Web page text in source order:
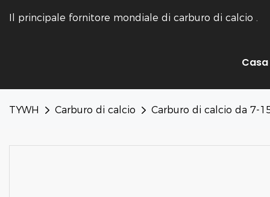
Il principale fornitore mondiale di carburo di calcio .
Casa
TYWH Carburo di calcio Carburo di calcio da 7-